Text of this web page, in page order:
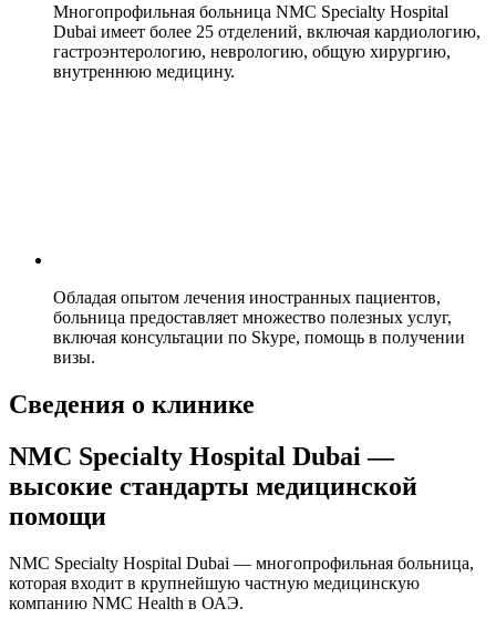
Многопрофильная больница NMC Specialty Hospital
Dubai имеет более 25 отделений, включая кардиологию,
гастроэнтерологию, неврологию, общую хирургию,
внутреннюю медицину.
Обладая опытом лечения иностранных пациентов,
больница предоставляет множество полезных услуг,
включая консультации по Skype, помощь в получении
визы.
Сведения о клинике
NMC Specialty Hospital Dubai —
высокие стандарты медицинской
помощи
NMC Specialty Hospital Dubai — многопрофильная больница,
которая входит в крупнейшую частную медицинскую
компанию NMC Health в ОАЭ.